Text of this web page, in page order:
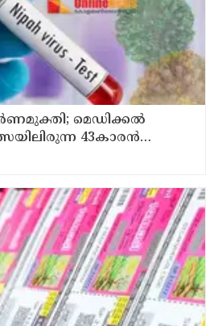
മെഡിക്കൽ
43കാരൻ